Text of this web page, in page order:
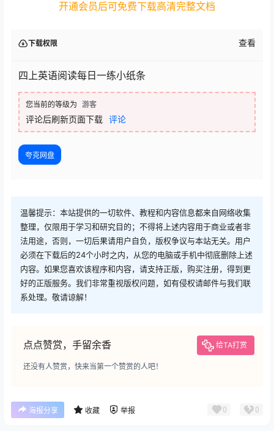
开通会员后可免费下载高清完整文档
下载权限 查看
四上英语阅读每日一练小纸条
您当前的等级为 游客
评论后刷新页面下载 评论
夸克网盘
温馨提示：本站提供的一切软件、教程和内容信息都来自网络收集
整理，仅限用于学习和研究目的；不得将上述内容用于商业或者非
法用途，否则，一切后果请用户自负，版权争议与本站无关。用户
必须在下载后的24个小时之内，从您的电脑或手机中彻底删除上述
内容。如果您喜欢该程序和内容，请支持正版，购买注册，得到更
好的正版服务。我们非常重视版权问题，如有侵权请邮件与我们联
系处理。敬请谅解！
点点赞赏，手留余香 给TA打赏
还没有人赞赏，快来当第一个赞赏的人吧！
海报分享 收藏 举报 0 0